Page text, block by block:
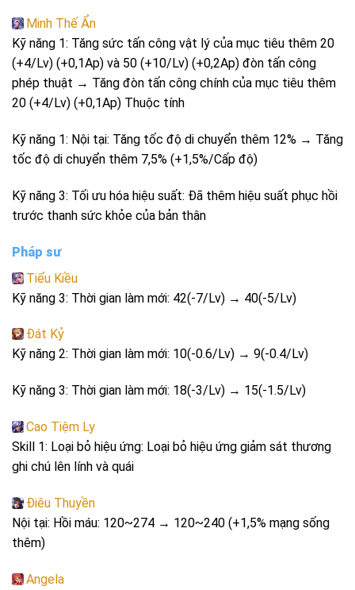
Minh Thế Ẩn
Kỹ năng 1: Tăng sức tấn công vật lý của mục tiêu thêm 20
(+4/Lv) (+0,1Ap) và 50 (+10/Lv) (+0,2Ap) đòn tấn công
phép thuật → Tăng đòn tấn công chính của mục tiêu thêm
20 (+4/Lv) (+0,1Ap) Thuộc tính
Kỹ năng 1: Nội tại: Tăng tốc độ di chuyển thêm 12% → Tăng
tốc độ di chuyển thêm 7,5% (+1,5%/Cấp độ)
Kỹ năng 3: Tối ưu hóa hiệu suất: Đã thêm hiệu suất phục hồi
trước thanh sức khỏe của bản thân
Pháp sư
Tiểu Kiều
Kỹ năng 3: Thời gian làm mới: 42(-7/Lv) → 40(-5/Lv)
Đát Kỷ
Kỹ năng 2: Thời gian làm mới: 10(-0.6/Lv) → 9(-0.4/Lv)
Kỹ năng 3: Thời gian làm mới: 18(-3/Lv) → 15(-1.5/Lv)
Cao Tiệm Ly
Skill 1: Loại bỏ hiệu ứng: Loại bỏ hiệu ứng giảm sát thương
ghi chú lên lính và quái
Điêu Thuyền
Nội tại: Hồi máu: 120~274 → 120~240 (+1,5% mạng sống
thêm)
Angela